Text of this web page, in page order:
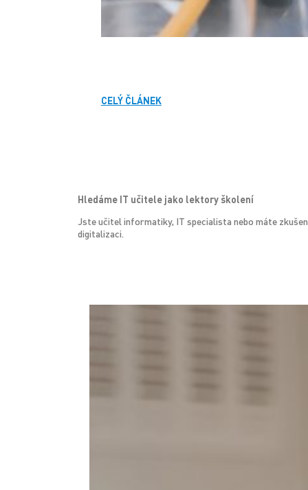
CELÝ ČLÁNEK
Hledáme IT učitele jako lektory školení
Jste učitel informatiky, IT specialista nebo máte
digitalizaci.